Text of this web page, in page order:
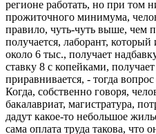
регионе работать, но при том
прожиточного минимума,
правило, чуть-чуть выше,
получается, лаборант,
около 6 тыс., получает
ставку 8 с копейками,
приравнивается, - тогда
Когда, собственно говоря,
бакалавриат, магистратура,
дадут какое-то небольшое
сама оплата труда такова, что